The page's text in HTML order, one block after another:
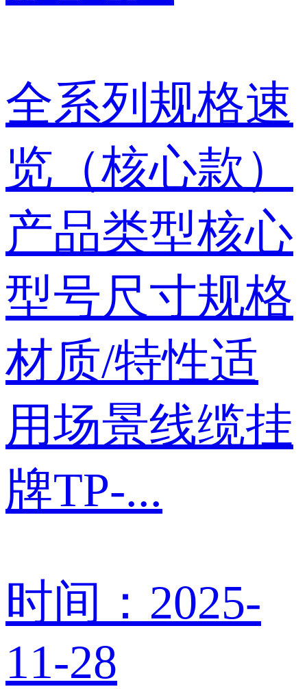
全系列规格速
览（核心款）
产品类型核心
型号尺寸规格
材质/特性适
用场景线缆挂
牌TP-...
时间：2025-
11-28